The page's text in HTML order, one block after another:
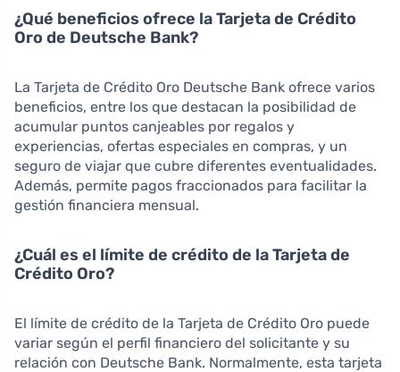
¿Qué beneficios ofrece la Tarjeta de Crédito
Oro de Deutsche Bank?
La Tarjeta de Crédito Oro Deutsche Bank ofrece varios
beneficios, entre los que destacan la posibilidad de
acumular puntos canjeables por regalos y
experiencias, ofertas especiales en compras, y un
seguro de viajar que cubre diferentes eventualidades.
Además, permite pagos fraccionados para facilitar la
gestión financiera mensual.
¿Cuál es el límite de crédito de la Tarjeta de
Crédito Oro?
El límite de crédito de la Tarjeta de Crédito Oro puede
variar según el perfil financiero del solicitante y su
relación con Deutsche Bank. Normalmente, esta tarjeta